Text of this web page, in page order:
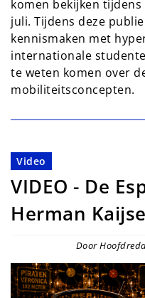
komen bekijken
juli. Tijdens deze
kennismaken met
internationale
te weten komen over
mobiliteitsconcepten.
Video
VIDEO - De
Herman
Door